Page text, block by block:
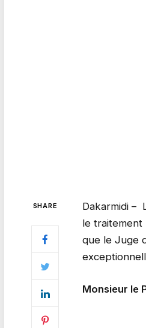
SHARE
Dakarmidi –
le traitement
que le Juge
Monsieur le
De